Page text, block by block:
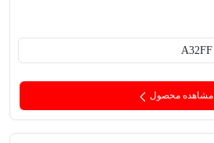
مشاهده محصول